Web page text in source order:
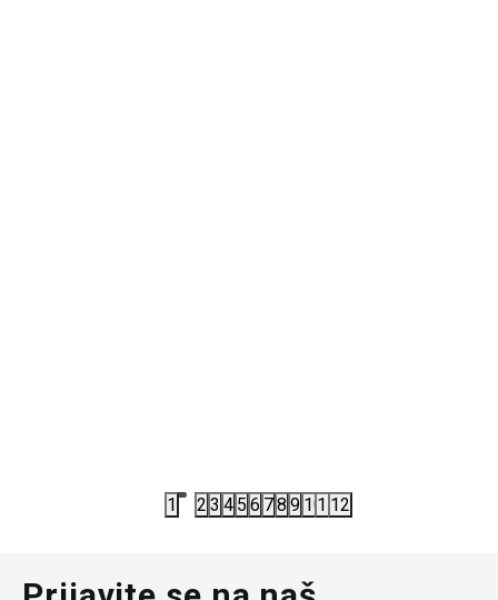
1 2 3 4 5 6 78 9 101112